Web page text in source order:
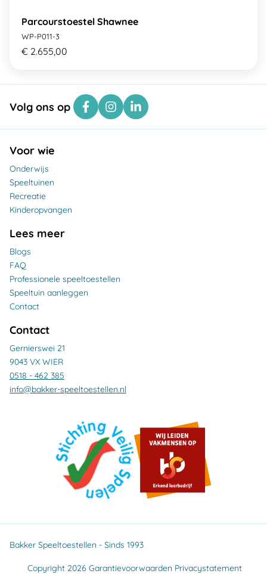
Parcourstoestel Shawnee
WP-P011-3
€ 2.655,00
Volg ons op
Voor wie
Onderwijs
Speeltuinen
Recreatie
Kinderopvangen
Lees meer
Blogs
FAQ
Professionele speeltoestellen
Speeltuin aanleggen
Contact
Contact
Gernierswei 21
9043 VX WIER
0518 - 462 385
info@bakker-speeltoestellen.nl
Bakker Speeltoestellen - Sinds 1993
Copyright 2026 Garantievoorwaarden Privacystatement